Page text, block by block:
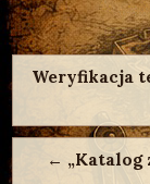
wpisu
Weryfikacja
← „Katalog